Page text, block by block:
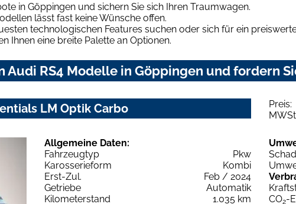
in Göppingen und sichern Sie sich Ihren Traumwagen.
lässt fast keine Wünsche offen.
technologischen Features suchen oder sich für ein
Ihnen eine breite Palette an Optionen.
Audi RS4 Modelle in Göppingen und fordern
LM Optik Carbo Preis:
Allgemeine Daten:
Fahrzeugtyp
Pkw
Karosserieform
Kombi
Erst-Zul.
Feb / 2024
Getriebe
Automatik
Kilometerstand
1.035 km
CO2-